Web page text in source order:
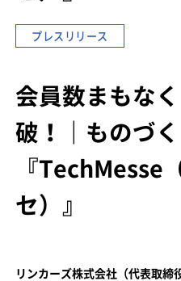
プレスリリース
会員数まもな
破！｜ものづ
『TechMesse
セ）』
リンカーズ株式会社（代表取締